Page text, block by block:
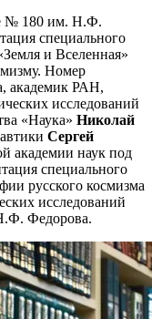
№ 180 им. Н.Ф.
специального
и Вселенная»
Номер
академик РАН,
исследований
«Наука» Николай
Сергей
академии наук под
специального
русского космизма
исследований
Федорова.